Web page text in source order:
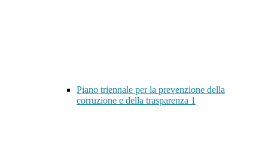
Piano triennale per la prevenzione della
corruzione e della trasparenza 1